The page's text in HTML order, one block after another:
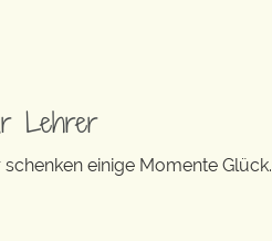
Lehrer
einige Momente Glück.